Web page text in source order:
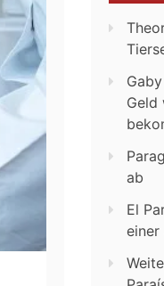
Geld
ab
El
einer